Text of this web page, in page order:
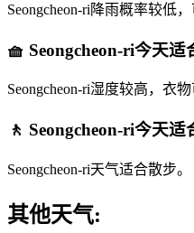
Seongcheon-ri降雨概率较低，
🧺 Seongcheon-ri今天适
Seongcheon-ri湿度较高，衣
🚶 Seongcheon-ri今天适
Seongcheon-ri天气适合散步。
其他天气: